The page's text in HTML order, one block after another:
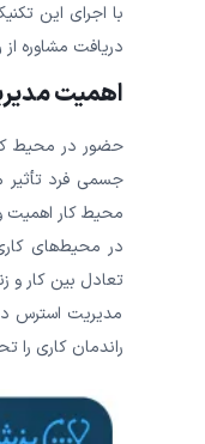
با اجرای این
دریافت مشاوره از
اهمیت
جسمی فرد تأثیر
محیط کار اهمیت
در محیط‌های
تعادل بین کار و
مدیریت استرس
راندمان کاری را